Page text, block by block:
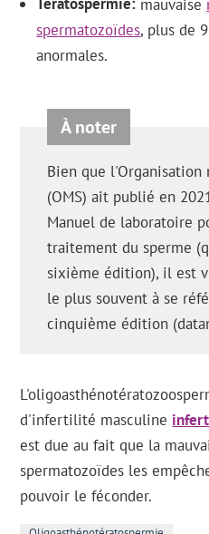
mauvaise
spermatozoïdes, plus de
anormales.
Bien que l'Organisation
(OMS) ait publié en
Manuel de laboratoire
traitement du sperme
sixième édition), il est
le plus souvent à se
cinquième édition
d'infertilité masculine
est due au fait que la
spermatozoïdes les
pouvoir le féconder.